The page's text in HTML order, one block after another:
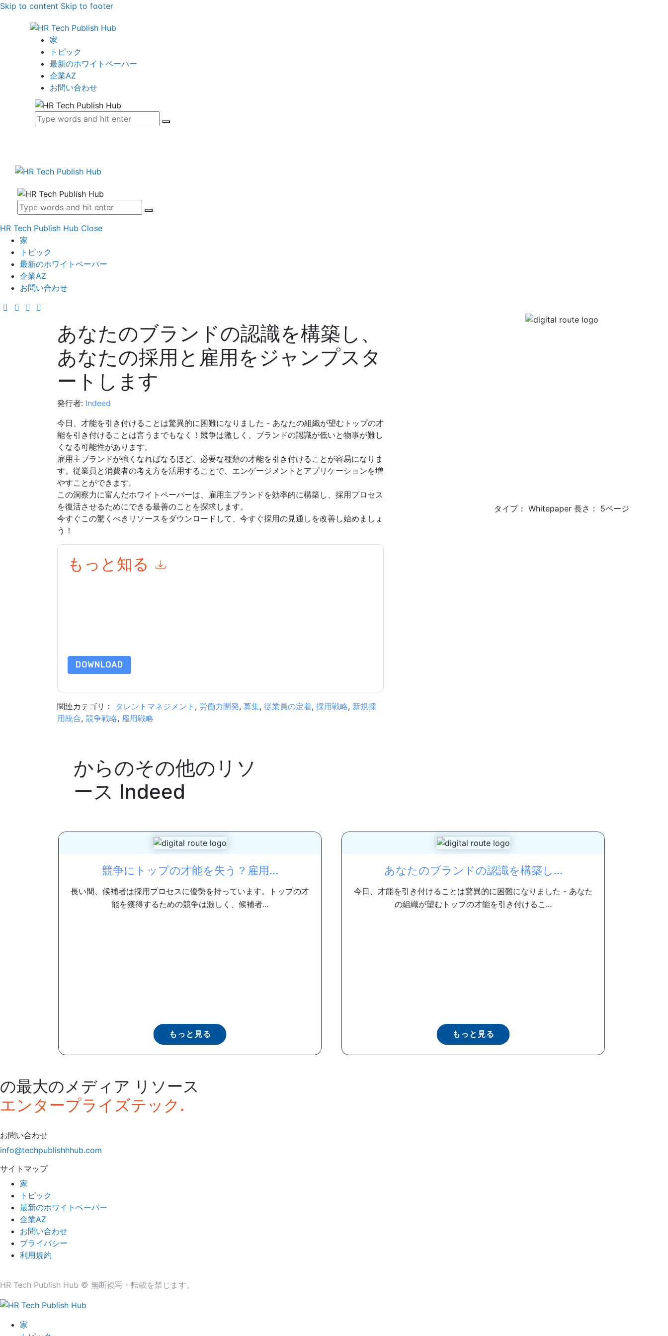
Skip to content Skip to footer
家
トピック
最新のホワイトペーパー
企業AZ
お問い合わせ
HR Tech Publish Hub Close
家
トピック
最新のホワイトペーパー
企業AZ
お問い合わせ
あなたのブランドの認識を構築し、
あなたの採用と雇用をジャンプスタ
ートします
発行者: Indeed
今日、才能を引き付けることは驚異的に困難になりました - あなたの組織が望むトップの才
能を引き付けることは言うまでもなく！競争は激しく、ブランドの認識が低いと物事が難し
くなる可能性があります。
雇用主ブランドが強くなればなるほど、必要な種類の才能を引き付けることが容易になりま
す。従業員と消費者の考え方を活用することで、エンゲージメントとアプリケーションを増
やすことができます。
この洞察力に富んだホワイトペーパーは、雇用主ブランドを効率的に構築し、採用プロセス
を復活させるためにできる最善のことを探求します。
今すぐこの驚くべきリソースをダウンロードして、今すぐ採用の見通しを改善し始めましょ
う！
もっと知る
DOWNLOAD
関連カテゴリ： タレントマネジメント , 労働力開発, 募集, 従業員の定着, 採用戦略, 新規採
用統合, 競争戦略, 雇用戦略
タイプ： Whitepaper 長さ： 5ページ
からのその他のリソ
ース Indeed
競争にトップの才能を失う？雇用...
長い間、候補者は採用プロセスに優勢を持っています。トップの才
能を獲得するための競争は激しく、候補者...
もっと見る
あなたのブランドの認識を構築し...
今日、才能を引き付けることは驚異的に困難になりました - あなた
の組織が望むトップの才能を引き付けるこ...
もっと見る
の最大のメディア リソース
エンタープライズテック.
お問い合わせ
info@techpublishhhub.com
サイトマップ
家
トピック
最新のホワイトペーパー
企業AZ
お問い合わせ
プライバシー
利用規約
HR Tech Publish Hub © 無断複写・転載を禁じます。
家